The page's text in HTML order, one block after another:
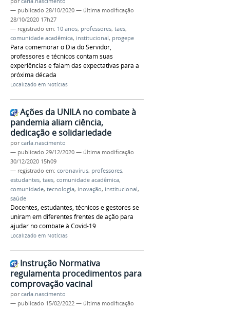
— publicado 28/10/2020 — última modificação
28/10/2020 17h27
— registrado em: 10 anos, professores, taes,
comunidade acadêmica, institucional, progepe
Para comemorar o Dia do Servidor,
professores e técnicos contam suas
experiências e falam das expectativas para a
próxima década
Localizado em Notícias
Ações da UNILA no combate à
pandemia aliam ciência,
dedicação e solidariedade
porcarla.nascimento
— publicado 29/12/2020 — última modificação
30/12/2020 15h09
— registrado em: coronavírus, professores,
estudantes, taes, comunidade acadêmica,
comunidade, tecnologia, inovação, institucional,
saúde
Docentes, estudantes, técnicos e gestores se
uniram em diferentes frentes de ação para
ajudar no combate à Covid-19
Localizado em Notícias
Instrução Normativa
regulamenta procedimentos para
comprovação vacinal
porcarla.nascimento
— publicado 15/02/2022 — última modificação